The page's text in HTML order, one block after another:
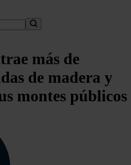
más de
de madera y
montes públicos